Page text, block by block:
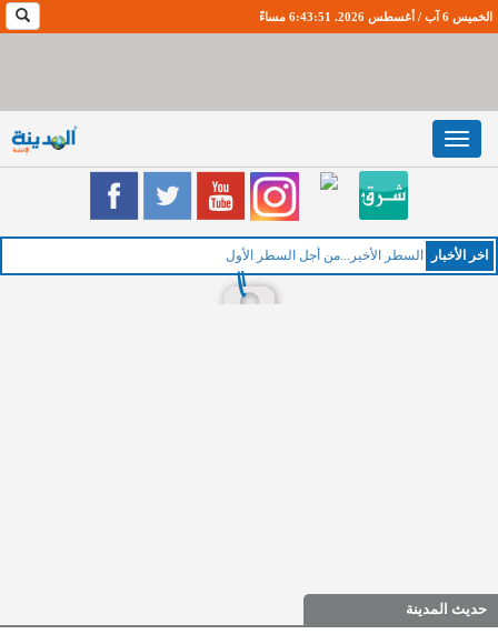
الخميس 6 آب / أغسطس 2026. 6:43:52 مساءً
Toggle
navigation
اخر اﻷخبار
حديث المدينة